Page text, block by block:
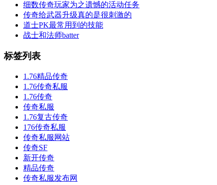
细数传奇玩家为之遗憾的活动任务
传奇给武器升级真的是很刺激的
道士PK最常用到的技能
战士和法师batter
标签列表
1.76精品传奇
1.76传奇私服
1.76传奇
传奇私服
1.76复古传奇
176传奇私服
传奇私服网站
传奇SF
新开传奇
精品传奇
传奇私服发布网